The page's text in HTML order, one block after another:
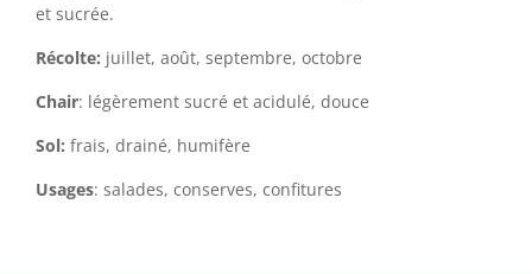
et sucrée.
Récolte: juillet, août, septembre, octobre
Chair: légèrement sucré et acidulé, douce
Sol: frais, drainé, humifère
Usages: salades, conserves, confitures